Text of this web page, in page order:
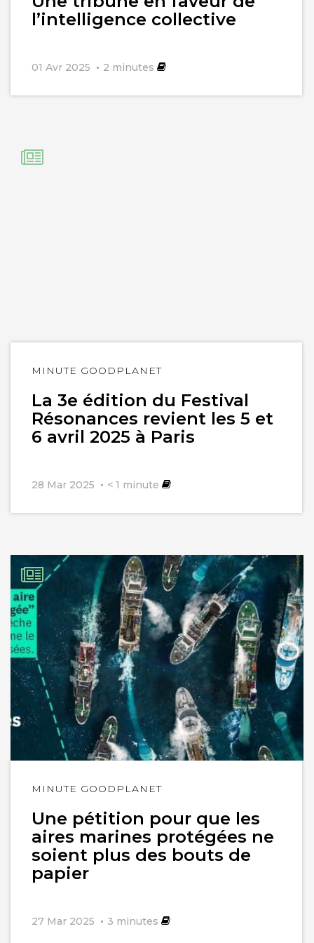
l’intelligence collective
01 Avr 2025 2 minutes
MINUTE GOODPLANET
La 3e édition du Festival
Résonances revient les 5 et
6 avril 2025 à Paris
28 Mar 2025 < 1 minute
Lire
MINUTE GOODPLANET
Une pétition pour que les
aires marines protégées ne
soient plus des bouts de
papier
27 Mar 2025 3 minutes
Lire